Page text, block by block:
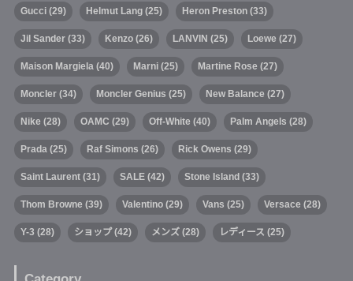
Gucci(29) Helmut Lang(25) Heron Preston(33)
Jil Sander(33) Kenzo(26) LANVIN (25) Loewe (27)
Maison Margiela(40) Marni(25) Martine Rose (27)
Moncler(34) Moncler Genius (25) New Balance (27)
Nike (28) OAMC (29) Off-White (40) Palm Angels (28)
Prada(25) Raf Simons (26) Rick Owens (29)
Saint Laurent(31) SALE(42) Stone Island(33)
Thom Browne (39) Valentino(29) Vans (25) Versace (28)
Y-3 (28) ショップ(42) メンズ(28) レディース (25)